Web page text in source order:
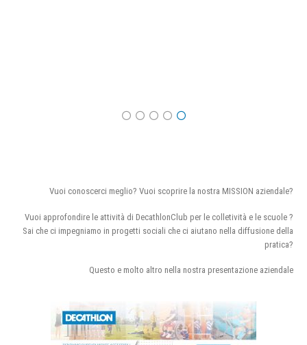
Vuoi conoscerci meglio? Vuoi scoprire la nostra MISSION aziendale?
Vuoi approfondire le attività di DecathlonClub per le colletività e le scuole ?
Sai che ci impegniamo in progetti sociali che ci aiutano nella diffusione della
pratica?
Questo e molto altro nella nostra presentazione aziendale